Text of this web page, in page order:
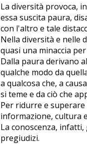
La diversità provoca,
essa suscita paura,
con l'altro e tale
Nella diversità e nelle
quasi una minaccia
Dalla paura derivano
qualche modo da
a qualcosa che, a
si teme e da ciò che
Per ridurre e
informazione, cultura
La conoscenza,
pregiudizi.